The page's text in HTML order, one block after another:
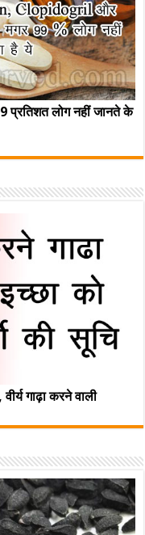
लोग नहीं जानते के
गाढ़ा करने वाली